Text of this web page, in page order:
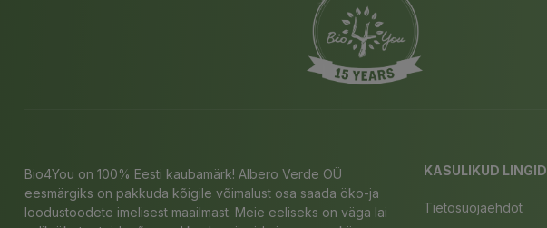
Bio4You on 100% Eesti kaubamärk! Albero Verde OÜ
eesmärgiks on pakkuda kõigile võimalust osa saada öko-ja
loodustoodete imelisest maailmast. Meie eeliseks on väga lai
KASULIKUD LINGID
Tietosuojaehdot